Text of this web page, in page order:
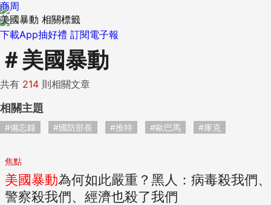
下載App抽好禮 訂閱電子報
商周
美國暴動 相關標籤
＃ 美國暴動
共有 214 則相關文章
相關主題
#備忘錄 #國防部長 #推特 #歐巴馬 #庫克
焦點
美國暴動為何如此嚴重？黑人：病毒殺我們、
警察殺我們、經濟也殺了我們